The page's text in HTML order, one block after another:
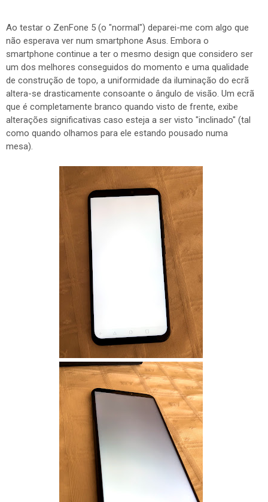
Ao testar o ZenFone 5 (o "normal") deparei-me com algo que
não esperava ver num smartphone Asus. Embora o
smartphone continue a ter o mesmo design que considero ser
um dos melhores conseguidos do momento e uma qualidade
de construção de topo, a uniformidade da iluminação do ecrã
altera-se drasticamente consoante o ângulo de visão. Um ecrã
que é completamente branco quando visto de frente, exibe
alterações significativas caso esteja a ser visto "inclinado" (tal
como quando olhamos para ele estando pousado numa
mesa).